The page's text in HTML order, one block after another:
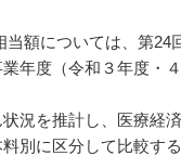
額については、第24
年度（令和３年度・
況を推計し、医療経
別に区分して比較する